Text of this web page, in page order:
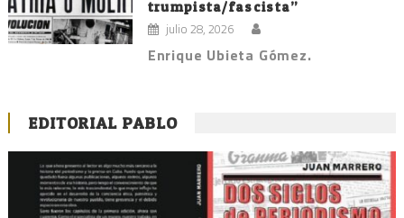
trumpista/fascista”
julio 28, 2026
Enrique Ubieta Gómez.
EDITORIAL PABLO